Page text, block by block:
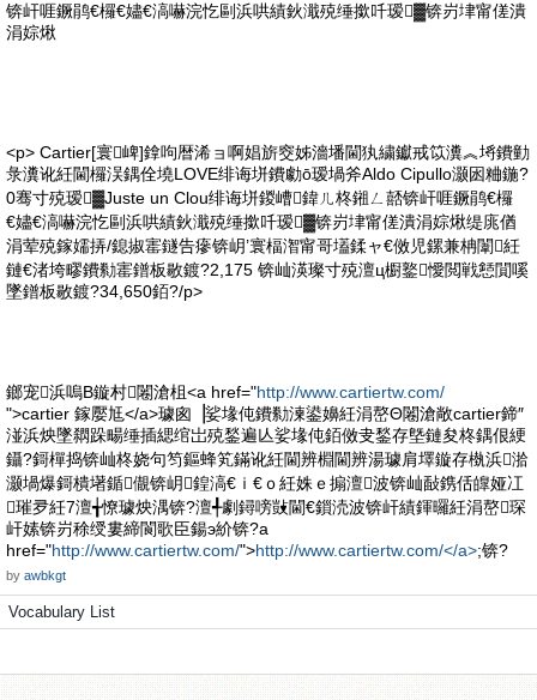
锛屽啀鐝鹃€欏€嬧€滈嚇浣忔剾浜哄績鈥濈殑缍撳吀瑷▓锛岃垏甯傞潰
涓婃煍
<p> Cartier[寰崥]鎿呴暦浠ョ啊娼旂窔姊濇墦閫犱繍钀戒笖瀵︽埓鐨勭
彔瀵讹紝閫欏洖鍝佺墝LOVE绯诲垪鐨勮ō瑷堝斧Aldo Cipullo灏囦粬鍦?
0骞寸殑瑷▓Juste un Clou绯诲垪鍐嶆鍏ㄦ柊鎺ㄥ嚭锛屽啀鐝鹃€欏
€嬧€滈嚇浣忔剾浜哄績鈥濈殑缍撳吀瑷▓锛岃垏甯傞潰涓婃煍缇庣偤
涓荤殑鎵嬬挵/鎴掓寚鐩告瘮锛岄’寰楅潪甯哥壒鍒ャ€傚児鏍兼柟闈紝
鏈€渚垮疁鐨勬寚鐠板敭鍍?2,175 锛屾渶璨寸殑澶ц櫉鐜懓閲戦懖閴嗘
墜鐠板敭鍍?34,650銆?/p>
鎯宠浜嗚В鏇村闂滄柤<a href="http://www.cartiertw.com/
">cartier 鎵嬮尪</a>璩囪▕娑堟伅鐨勬湅鍙嬶紝涓嶅Θ闂滄敞cartier鍗″
湴浜炴墜閷跺畼缍插緦绾岀殑鍫遍亾娑堟伅銆傚叏鍫存墍鏈夋柊鍝佷綆
鑷?鎶樿捣锛屾柊娆句笉鏂蜂笂鏋讹紝閫辨棩閫辨湯璩肩墿鏇存槸浜湁
灏堝爆鎶樻墸鍎儬锛岄鍠滈€ｉ€ｏ紝姝ｅ搧澶波锛屾敮鎸佸皥娅冮
璀夛紝7澶╅憭璩炴湡锛?澶╃劇鐞嗙敱閫€鎻涜波锛屽績鍕曪紝涓嶅琛
屽嫊锛岃稌绶婁締閬歌臣鍚э紒锛?a
href="http://www.cartiertw.com/">http://www.cartiertw.com/</a>;锛?
by awbkgt
Vocabulary List